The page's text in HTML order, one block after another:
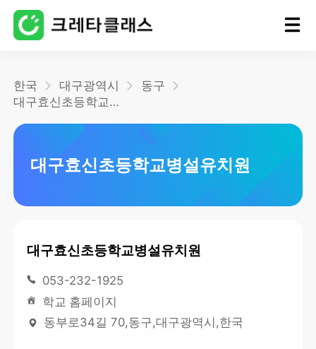
블로그
한국 대구광역시
동구
대구효신초등학교병설유치원
대구효신초등학교병설유치원
대구효신초등학교병설유치원
053-232-1925
학교 홈페이지
동부로34길 70,동구,대구광역시,한국